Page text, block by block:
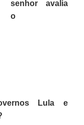
senhor avalia
o
Lula e